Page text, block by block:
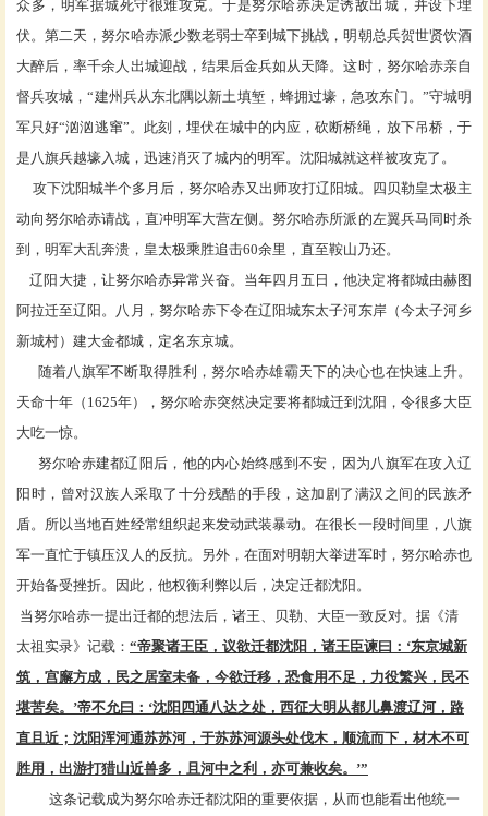
众多，明军据城死守很难攻克。于是努尔哈赤决定诱敌出城，并设下埋
伏。第二天，努尔哈赤派少数老弱士卒到城下挑战，明朝总兵贺世贤饮酒
大醉后，率千余人出城迎战，结果后金兵如从天降。这时，努尔哈赤亲自
督兵攻城，“建州兵从东北隅以新土填堑，蜂拥过壕，急攻东门。”守城明
军只好“汹汹逃窜”。此刻，埋伏在城中的内应，砍断桥绳，放下吊桥，于
是八旗兵越壕入城，迅速消灭了城内的明军。沈阳城就这样被攻克了。
攻下沈阳城半个多月后，努尔哈赤又出师攻打辽阳城。四贝勒皇太极主
动向努尔哈赤请战，直冲明军大营左侧。努尔哈赤所派的左翼兵马同时杀
到，明军大乱奔溃，皇太极乘胜追击60余里，直至鞍山乃还。
辽阳大捷，让努尔哈赤异常兴奋。当年四月五日，他决定将都城由赫图
阿拉迁至辽阳。八月，努尔哈赤下令在辽阳城东太子河东岸（今太子河乡
新城村）建大金都城，定名东京城。
随着八旗军不断取得胜利，努尔哈赤雄霸天下的决心也在快速上升。
天命十年（1625年），努尔哈赤突然决定要将都城迁到沈阳，令很多大臣
大吃一惊。
努尔哈赤建都辽阳后，他的内心始终感到不安，因为八旗军在攻入辽
阳时，曾对汉族人采取了十分残酷的手段，这加剧了满汉之间的民族矛
盾。所以当地百姓经常组织起来发动武装暴动。在很长一段时间里，八旗
军一直忙于镇压汉人的反抗。另外，在面对明朝大举进军时，努尔哈赤也
开始备受挫折。因此，他权衡利弊以后，决定迁都沈阳。
当努尔哈赤一提出迁都的想法后，诸王、贝勒、大臣一致反对。据《清
太祖实录》记载： “帝聚诸王臣，议欲迁都沈阳，诸王臣谏曰：‘东京城新
筑，宫廨方成，民之居室未备，今欲迁移，恐食用不足，力役繁兴，民不
堪苦矣。’帝不允曰：‘沈阳四通八达之处，西征大明从都儿鼻渡辽河，路
直且近；沈阳浑河通苏苏河，于苏苏河源头处伐木，顺流而下，材木不可
胜用，出游打猎山近兽多，且河中之利，亦可兼收矣。’”
这条记载成为努尔哈赤迁都沈阳的重要依据，从而也能看出他统一